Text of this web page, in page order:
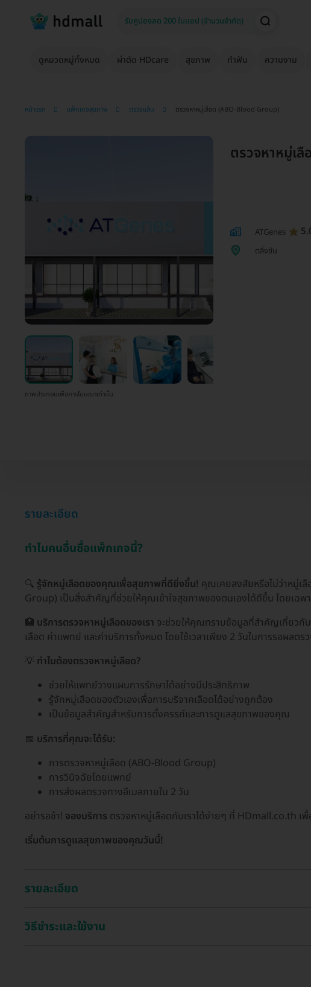
ดูหมวดหมู่ทั้งหมด ผ่าตัด HDcare สุขภาพ ทำฟัน ความงาม
หน้าแรก แพ็กเกจสุขภาพ ตรวจแล็บ ตรวจหาหมู่เลือด (ABO-Blood Group)
ภาพประกอบเพื่อการโฆษณาเท่านั้น
ตรวจหาหมู่เ
ATGenes
ตลิ่งชัน
รายละเอียด
ทำไมคนอื่นซื้อแพ็กเกจนี้?
🔍 รู้จักหมู่เลือดของคุณเพื่อสุขภาพที่ดียิ่งขึ้น! คุณเคยสงสัยหรือไม่ว่าหมู่เ
Group) เป็นสิ่งสำคัญที่ช่วยให้คุณเข้าใจสุขภาพของตนเองได้ดีขึ้น โดยเฉ
🏥 บริการตรวจหาหมู่เลือดของเรา จะช่วยให้คุณทราบข้อมูลที่สำคัญเกี่ยวกั
เลือด ค่าแพทย์ และค่าบริการทั้งหมด โดยใช้เวลาเพียง 2 วันในการรอผลต
💡 ทำไมต้องตรวจหาหมู่เลือด?
ช่วยให้แพทย์วางแผนการรักษาได้อย่างมีประสิทธิภาพ
รู้จักหมู่เลือดของตัวเองเพื่อการบริจาคเลือดได้อย่างถูกต้อง
เป็นข้อมูลสำคัญสำหรับการตั้งครรภ์และการดูแลสุขภาพของคุณ
📅 บริการที่คุณจะได้รับ:
การตรวจหาหมู่เลือด (ABO-Blood Group)
การวินิจฉัยโดยแพทย์
การส่งผลตรวจทางอีเมลภายใน 2 วัน
อย่ารอช้า! จองบริการ ตรวจหาหมู่เลือดกับเราได้ง่ายๆ ที่ HDmall.co.th
เริ่มต้นการดูแลสุขภาพของคุณวันนี้!
รายละเอียด
วิธีชำระและใช้งาน